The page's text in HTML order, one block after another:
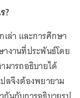
?
ล่า และการศึกษา
งานที่ประพันธ์โดย
มารถอธิบายได้
ลจึงต้องพยายาม